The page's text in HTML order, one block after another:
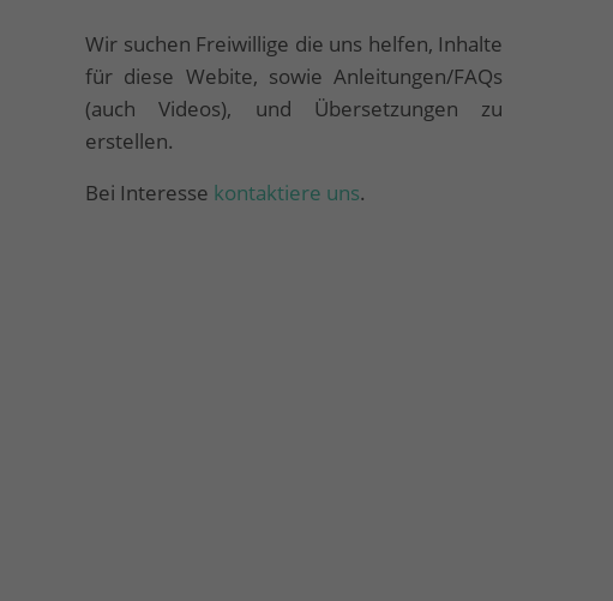
Wir suchen Freiwillige die uns helfen, Inhalte
für diese Webite, sowie Anleitungen/FAQs
(auch Videos), und Übersetzungen zu
erstellen.
Bei Interesse kontaktiere uns.